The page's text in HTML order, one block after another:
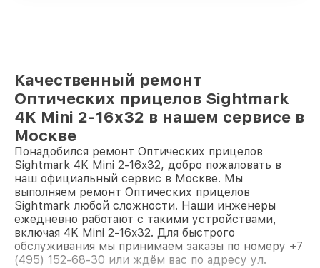
Качественный ремонт
Оптических прицелов Sightmark
4K Mini 2-16x32 в нашем сервисе в
Москве
Понадобился ремонт Оптических прицелов
Sightmark 4K Mini 2-16x32, добро пожаловать в
наш официальный сервис в Москве. Мы
выполняем ремонт Оптических прицелов
Sightmark любой сложности. Наши инженеры
ежедневно работают с такими устройствами,
включая 4K Mini 2-16x32. Для быстрого
обслуживания мы принимаем заказы по номеру +7
(495) 152-68-30 или ждём вас по адресу ул.